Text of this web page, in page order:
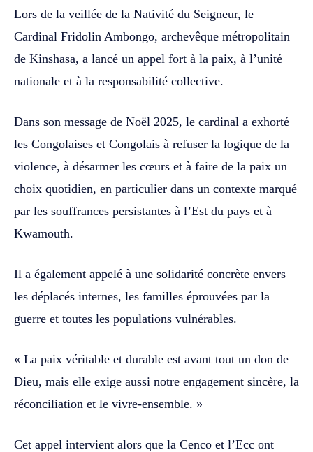
Lors de la veillée de la Nativité du Seigneur, le
Cardinal Fridolin Ambongo, archevêque métropolitain
de Kinshasa, a lancé un appel fort à la paix, à l’unité
nationale et à la responsabilité collective.
Dans son message de Noël 2025, le cardinal a exhorté
les Congolaises et Congolais à refuser la logique de la
violence, à désarmer les cœurs et à faire de la paix un
choix quotidien, en particulier dans un contexte marqué
par les souffrances persistantes à l’Est du pays et à
Kwamouth.
Il a également appelé à une solidarité concrète envers
les déplacés internes, les familles éprouvées par la
guerre et toutes les populations vulnérables.
« La paix véritable et durable est avant tout un don de
Dieu, mais elle exige aussi notre engagement sincère, la
réconciliation et le vivre-ensemble. »
Cet appel intervient alors que la Cenco et l’Ecc ont